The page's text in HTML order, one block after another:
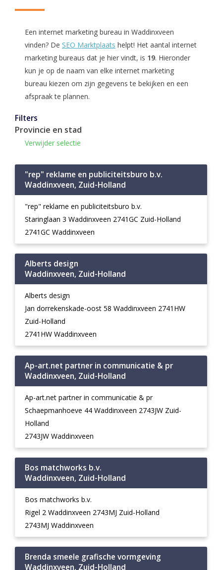
Een internet marketing bureau in Waddinxveen
vinden? De SEO Marktplaats helpt! Het aantal internet
marketing bureaus dat je hier vindt, is 19. Hieronder
kun je op de naam van elke internet marketing
bureau kiezen om zijn gegevens te bekijken en een
afspraak te plannen.
Filters
Provincie en stad
Verwijder selectie
"rep" reklame en publiciteitsburo b.v.
Waddinxveen, Zuid-Holland
"rep" reklame en publiciteitsburo b.v.
Staringlaan 3 Waddinxveen 2741GC Zuid-Holland
2741GC Waddinxveen
Alberts design
Waddinxveen, Zuid-Holland
Alberts design
Jan dorrekenskade-oost 58 Waddinxveen 2741HW
Zuid-Holland
2741HW Waddinxveen
Ap-art.net partner in communicatie & pr
Waddinxveen, Zuid-Holland
Ap-art.net partner in communicatie & pr
Schaepmanhoeve 44 Waddinxveen 2743JW Zuid-
Holland
2743JW Waddinxveen
Bos matchworks b.v.
Waddinxveen, Zuid-Holland
Bos matchworks b.v.
Rigel 2 Waddinxveen 2743MJ Zuid-Holland
2743MJ Waddinxveen
Brenda smeele grafische vormgeving
Waddinxveen, Zuid-Holland